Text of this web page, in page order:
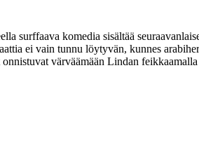
surffaava komedia sisältää
ei vain tunnu löytyvän, kunnes
värväämään Lindan